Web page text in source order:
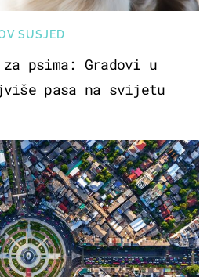
SUSJED
psima: Gradovi u
pasa na svijetu